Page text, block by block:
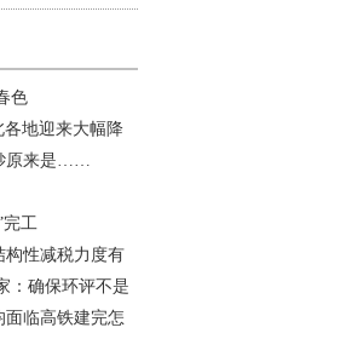
色
地迎来大幅降
原来是……
完工
构性减税力度有
：确保环评不是
临高铁建完怎